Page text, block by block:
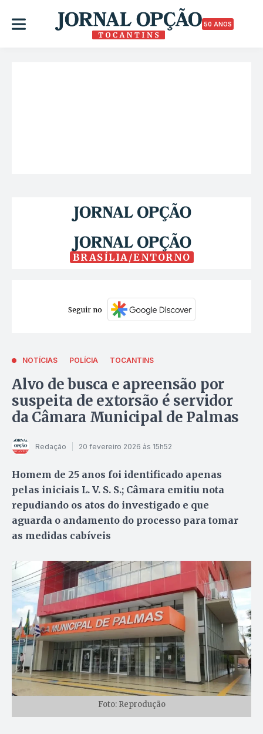
50 ANOS
BRASÍLIA/ENTORNO
Seguir no
NOTÍCIAS POLÍCIA TOCANTINS
Alvo de busca e apreensão por
suspeita de extorsão é servidor
da Câmara Municipal de Palmas
Redação 20 fevereiro 2026 às 15h52
Homem de 25 anos foi identificado apenas
pelas iniciais L. V. S. S.; Câmara emitiu nota
repudiando os atos do investigado e que
aguarda o andamento do processo para tomar
as medidas cabíveis
Foto: Reprodução